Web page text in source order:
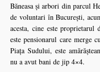
Băneasa şi arbori din parcul
de voluntari în Bucureşti,
acesta, cine este proprietarul
este pensionarul care merge
Piaţa Sudului, este
nu a avut bani de jip 4×4.